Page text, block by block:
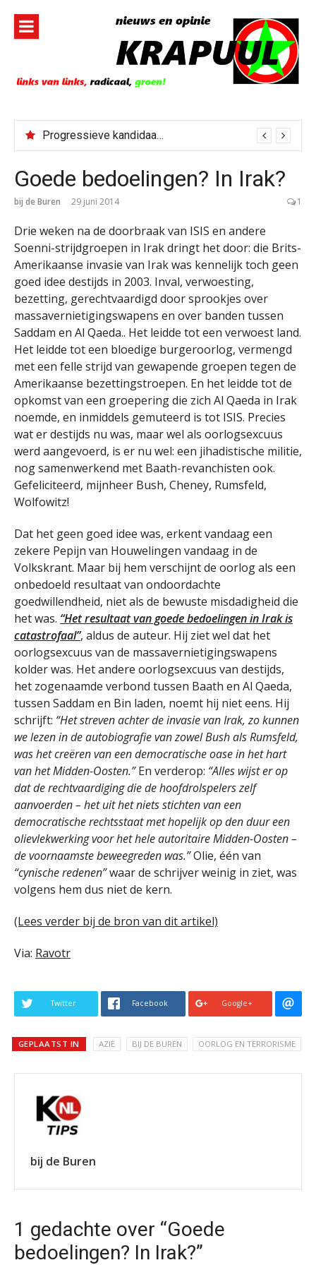
inhoud
Progressieve kandidaat El-Sayed senaatskandidaat Michigan
Goede bedoelingen? In Irak?
bij de Buren 29 juni 2014 1
Drie weken na de doorbraak van ISIS en andere
Soenni-strijdgroepen in Irak dringt het door: die Brits-
Amerikaanse invasie van Irak was kennelijk toch geen
goed idee destijds in 2003. Inval, verwoesting,
bezetting, gerechtvaardigd door sprookjes over
massavernietigingswapens en over banden tussen
Saddam en Al Qaeda.. Het leidde tot een verwoest land.
Het leidde tot een bloedige burgeroorlog, vermengd
met een felle strijd van gewapende groepen tegen de
Amerikaanse bezettingstroepen. En het leidde tot de
opkomst van een groepering die zich Al Qaeda in Irak
noemde, en inmiddels gemuteerd is tot ISIS. Precies
wat er destijds nu was, maar wel als oorlogsexcuus
werd aangevoerd, is er nu wel: een jihadistische militie,
nog samenwerkend met Baath-revanchisten ook.
Gefeliciteerd, mijnheer Bush, Cheney, Rumsfeld,
Wolfowitz!
Dat het geen goed idee was, erkent vandaag een
zekere Pepijn van Houwelingen vandaag in de
Volkskrant. Maar bij hem verschijnt de oorlog als een
onbedoeld resultaat van ondoordachte
goedwillendheid, niet als de bewuste misdadigheid die
het was. “Het resultaat van goede bedoelingen in Irak is
catastrofaal”, aldus de auteur. Hij ziet wel dat het
oorlogsexcuus van de massavernietigingswapens
kolder was. Het andere oorlogsexcuus van destijds,
het zogenaamde verbond tussen Baath en Al Qaeda,
tussen Saddam en Bin laden, noemt hij niet eens. Hij
schrijft: “Het streven achter de invasie van Irak, zo kunnen
we lezen in de autobiografie van zowel Bush als Rumsfeld,
was het creëren van een democratische oase in het hart
van het Midden-Oosten.”En verderop: “Alles wijst er op
dat de rechtvaardiging die de hoofdrolspelers zelf
aanvoerden – het uit het niets stichten van een
democratische rechtsstaat met hopelijk op den duur een
olievlekwerking voor het hele autoritaire Midden-Oosten –
de voornaamste beweegreden was.”Olie, één van
“cynische redenen”waar de schrijver weinig in ziet, was
volgens hem dus niet de kern.
(Lees verder bij de bron van dit artikel)
Via: Ravotr
Twitter Facebook Google+
GEPLAATST IN AZIË BIJ DE BUREN OORLOG EN TERRORISME
bij de Buren
1 gedachte over “Goede
bedoelingen? In Irak?”